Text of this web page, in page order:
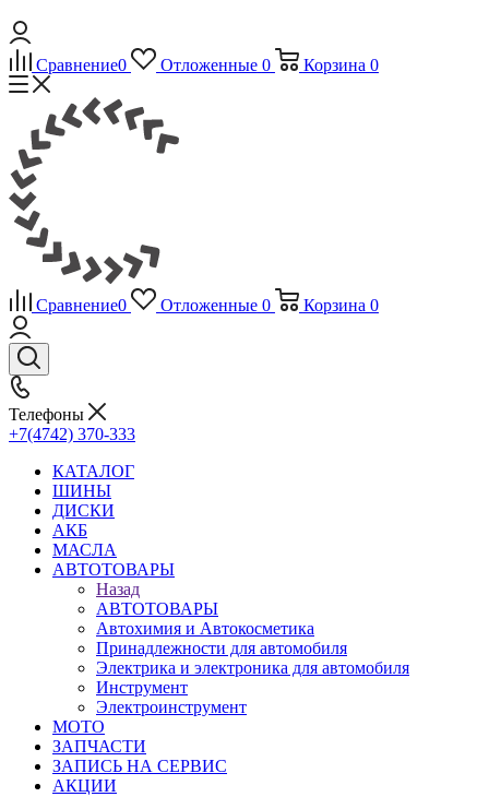
Сравнение0 Отложенные 0 Корзина 0
Сравнение0 Отложенные 0 Корзина 0
Телефоны
+7(4742) 370-333
КАТАЛОГ
ШИНЫ
ДИСКИ
АКБ
МАСЛА
АВТОТОВАРЫ
Назад
АВТОТОВАРЫ
Автохимия и Автокосметика
Принадлежности для автомобиля
Электрика и электроника для автомобиля
Инструмент
Электроинструмент
МОТО
ЗАПЧАСТИ
ЗАПИСЬ НА СЕРВИС
АКЦИИ